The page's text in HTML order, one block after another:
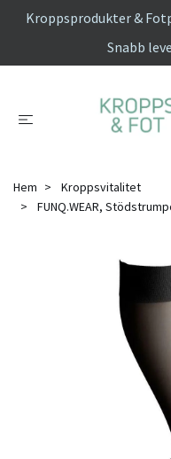
Kroppsprodukter &
Snabb
Hem
Kroppsvitalitet
FUNQ.WEAR,